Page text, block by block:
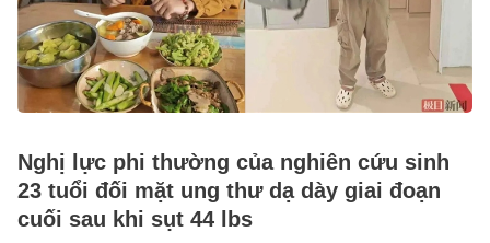
Nghị lực phi thường của nghiên cứu sinh
23 tuổi đối mặt ung thư dạ dày giai đoạn
cuối sau khi sụt 44 lbs